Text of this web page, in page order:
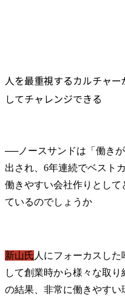
人を最重視するカルチャ
してチャレンジできる
──ノースサンドは「働き
出され、6年連続でベスト
働きやすい会社作りとし
新山氏 人にフォーカスし
して創業時から様々な取
の結果、非常に働きやす